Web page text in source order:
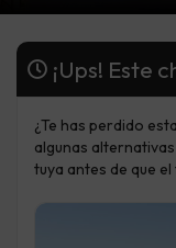
¡Ups! Este
¿Te has perdido
algunas
tuya antes de que